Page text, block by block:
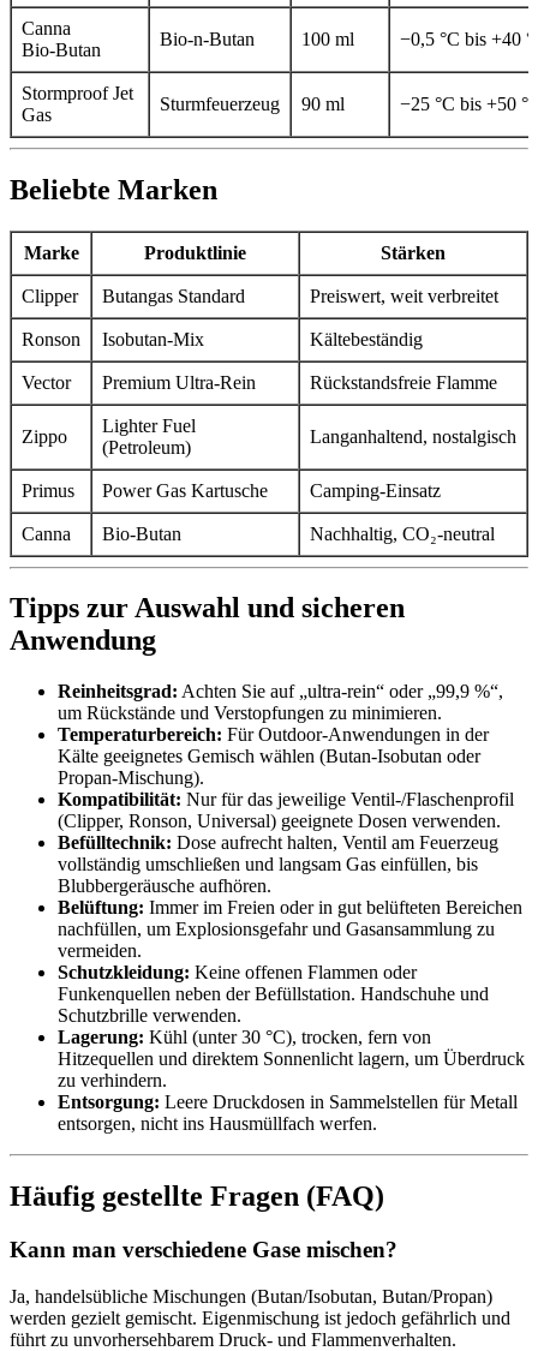
Canna
Bio‑Butan
Bio‑n‑Butan 100 ml −0,5 °C bis +40
Stormproof Jet
Gas
Sturmfeuerzeug 90 ml −25 °C bis +50
Beliebte Marken
Marke Produktlinie Stärken
Clipper Butangas Standard Preiswert, weit verbreitet
Ronson Isobutan‑Mix Kältebeständig
Vector Premium Ultra‑Rein Rückstandsfreie Flamme
Zippo
Lighter Fuel
(Petroleum)
Langanhaltend, nostalgisch
Primus Power Gas Kartusche Camping‑Einsatz
Canna Bio‑Butan Nachhaltig, CO₂‑neutral
Tipps zur Auswahl und sicheren
Anwendung
Reinheitsgrad: Achten Sie auf „ultra‑rein“ oder „99,9 %“,
um Rückstände und Verstopfungen zu minimieren.
Temperaturbereich: Für Outdoor‑Anwendungen in der
Kälte geeignetes Gemisch wählen (Butan‑Isobutan oder
Propan‑Mischung).
Kompatibilität: Nur für das jeweilige Ventil-/Flaschenprofil
(Clipper, Ronson, Universal) geeignete Dosen verwenden.
Befülltechnik: Dose aufrecht halten, Ventil am Feuerzeug
vollständig umschließen und langsam Gas einfüllen, bis
Blubbergeräusche aufhören.
Belüftung: Immer im Freien oder in gut belüfteten Bereichen
nachfüllen, um Explosionsgefahr und Gasansammlung zu
vermeiden.
Schutzkleidung: Keine offenen Flammen oder
Funkenquellen neben der Befüllstation. Handschuhe und
Schutzbrille verwenden.
Lagerung: Kühl (unter 30 °C), trocken, fern von
Hitzequellen und direktem Sonnenlicht lagern, um Überdruck
zu verhindern.
Entsorgung: Leere Druckdosen in Sammelstellen für Metall
entsorgen, nicht ins Hausmüllfach werfen.
Häufig gestellte Fragen (FAQ)
Kann man verschiedene Gase mischen?
Ja, handelsübliche Mischungen (Butan/Isobutan, Butan/Propan)
werden gezielt gemischt. Eigenmischung ist jedoch gefährlich und
führt zu unvorhersehbarem Druck- und Flammenverhalten.